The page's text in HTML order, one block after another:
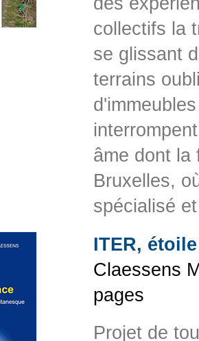
collectifs la
se glissant
terrains
âme dont la
Bruxelles,
spécialisé
ITER,
Claessens
pages
Projet de